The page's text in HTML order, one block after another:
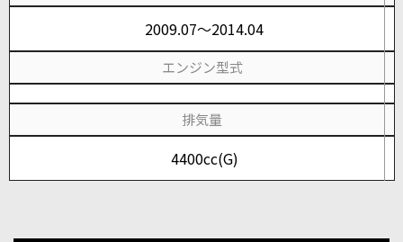
2009.07～2014.04
エンジン型式
排気量
4400cc(G)